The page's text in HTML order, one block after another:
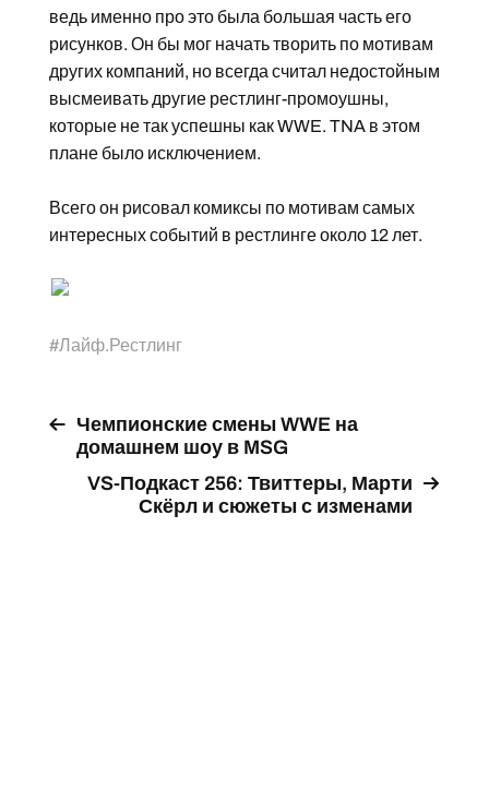
ведь именно про это была большая часть его
рисунков. Он бы мог начать творить по мотивам
других компаний, но всегда считал недостойным
высмеивать другие рестлинг-промоушны,
которые не так успешны как WWE. TNA в этом
плане было исключением.
Всего он рисовал комиксы по мотивам самых
интересных событий в рестлинге около 12 лет.
#Лайф.Рестлинг
Чемпионские смены WWE на
домашнем шоу в MSG
VS-Подкаст 256: Твиттеры, Марти
Скёрл и сюжеты с изменами